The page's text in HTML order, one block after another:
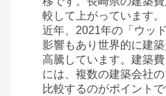
長崎県大村市武部町
賃料(月額)
間取り
土地面積/延床面積
築年数
較して 上がっています。
近年、2021年の「ウッ
影響もあり世界的に建
高騰しています。建築
には、複数の建築会社
比較するのがポイントで